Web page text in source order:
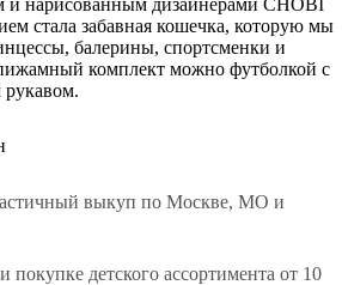
нарисованным дизайнерами CHOBI
стала забавная кошечка, которую мы
балерины, спортсменки и
комплект можно футболкой с
выкуп по Москве, МО и
покупке детского ассортимента от 10